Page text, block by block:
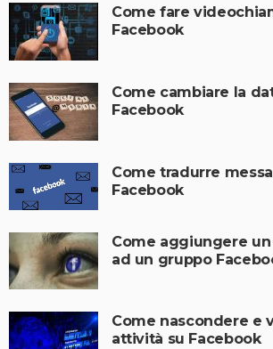
Come fare
Facebook
Come cambiare la
Facebook
Come tradurre
Facebook
Come aggiungere
ad un gruppo
Come nascondere e
attività su Facebook